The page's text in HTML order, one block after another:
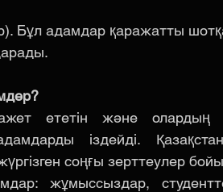
Бұл адамдар қаражатты
ететін және олардың
іздейді.
соңғы зерттеулер
жұмыссыздар,